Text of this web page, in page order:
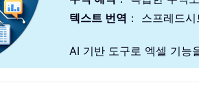
텍스트 번역 ： 스프레드
AI 기반 도구로 엑셀 기능